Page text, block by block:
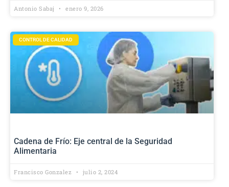
Antonio Sabaj enero 9, 2026
CONTROL DE CALIDAD
Cadena de Frío: Eje central de la Seguridad
Alimentaria
Francisco Gonzalez julio 2, 2024